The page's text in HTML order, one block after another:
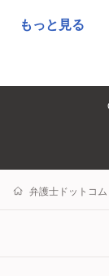
もっと見る
弁護士ドットコム